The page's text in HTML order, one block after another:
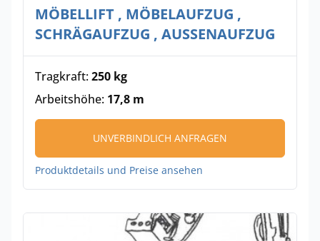
MÖBELLIFT , MÖBELAUFZUG ,
SCHRÄGAUFZUG , AUSSENAUFZUG
Tragkraft:250 kg
Arbeitshöhe: 17,8 m
UNVERBINDLICH ANFRAGEN
Produktdetails und Preise ansehen